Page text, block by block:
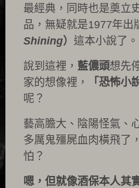
最經典，同時也是奠立
品，無疑就是1977年出
Shining） 這本小說了。
說到這裡， 藍儂頭想先
家的想像裡，
「恐怖小
呢？
藝高膽大、陰陽怪氣、
多厲鬼殭屍血肉橫飛了
怕？
嗯，但就像酒保本人其